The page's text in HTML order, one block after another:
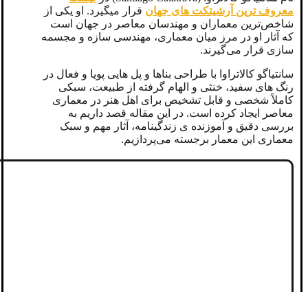
معروف ترین آرشیتکت های جهان قرار میگیرد. او یکی از
شاخص‌ترین معماران و مهندسان معاصر در جهان است
که آثار او در مرز میان معماری، مهندسی سازه و مجسمه‌
سازی قرار می‌گیرند.
سانتیاگو کالاتراوا با طراحی بناها و پل ‌هایی پویا و فعال در
رنگ های سفید، خنثی و الهام ‌گرفته از طبیعت، سبکی
کاملاً شخصی و قابل ‌تشخیص برای اهل هنر در معماری
معاصر ایجاد کرده است. در این مقاله قصد داریم به
بررسی دقیق و آموزنده ی زندگینامه، آثار مهم و سبک
معماری این معمار برجسته می‌پردازیم.